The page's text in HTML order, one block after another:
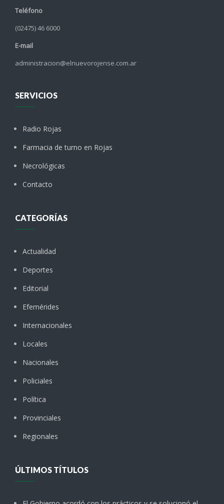
Teléfono
(02475) 46 6000
E-mail
administracion@elnuevorojense.com.ar
SERVICIOS
Radio Rojas
Farmacia de turno en Rojas
Necrológicas
Contacto
CATEGORÍAS
Actualidad
Deportes
Editorial
Efemérides
Internacionales
Locales
Nacionales
Policiales
Política
Provinciales
Regionales
ÚLTIMOS TÍTULOS